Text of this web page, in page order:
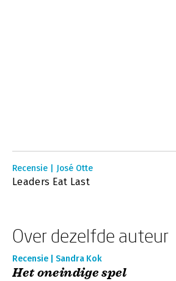
Recensie | José Otte
Leaders Eat Last
Over dezelfde auteur
Recensie | Sandra Kok
Het oneindige spel